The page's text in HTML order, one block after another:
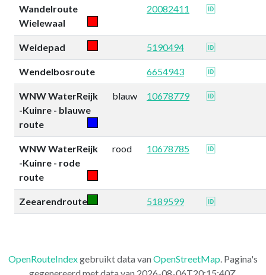
Wandelroute
Wielewaal
20082411 🆔
Weidepad 5190494 🆔
Wendelbosroute 6654943 🆔
WNW WaterReijk
-Kuinre - blauwe
route
blauw 10678779 🆔
WNW WaterReijk
-Kuinre - rode
route
rood 10678785 🆔
Zeearendroute 5189599 🆔
OpenRouteIndexgebruikt data vanOpenStreetMap. Pagina's